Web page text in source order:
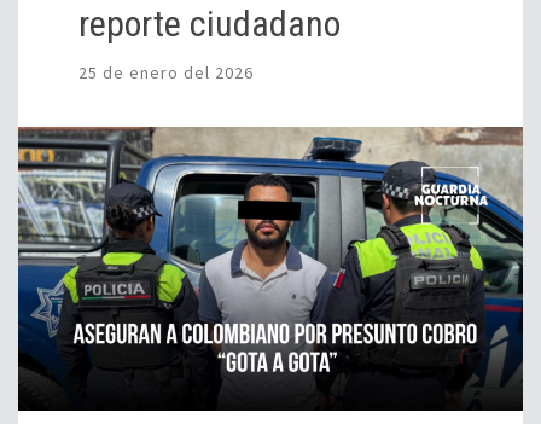
reporte ciudadano
25 de enero del 2026